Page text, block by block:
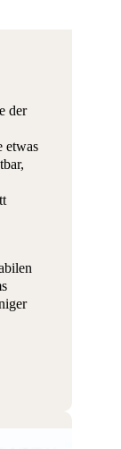
der
etwas